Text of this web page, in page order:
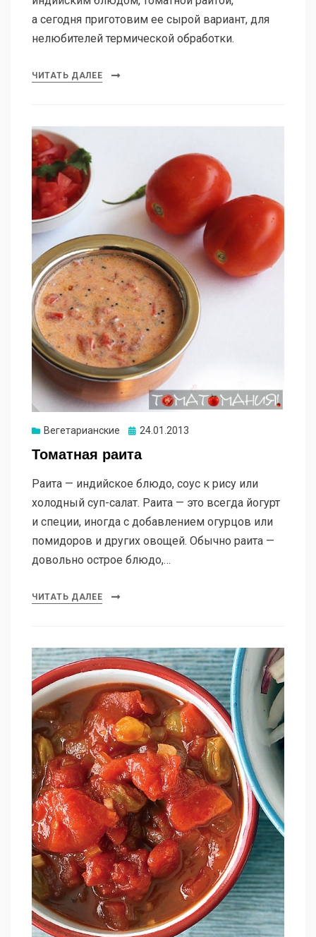
а сегодня приготовим ее сырой вариант, для
нелюбителей термической обработки.
ЧИТАТЬ ДАЛЕЕ
Вегетарианские Опубликовано
24.01.2013
Томатная раита
Раита — индийское блюдо, соус к рису или
холодный суп-салат. Раита — это всегда йогурт
и специи, иногда с добавлением огурцов или
помидоров и других овощей. Обычно раита —
довольно острое блюдо,…
ЧИТАТЬ ДАЛЕЕ